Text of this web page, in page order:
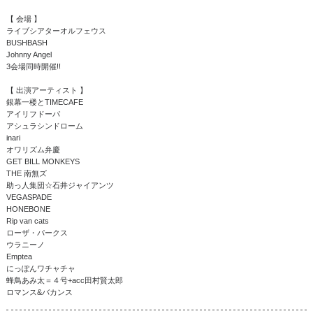
【 会場 】
ライブシアターオルフェウス
BUSHBASH
Johnny Angel
3会場同時開催!!
【 出演アーティスト 】
銀幕一楼とTIMECAFE
アイリフドーパ
アシュラシンドローム
inari
オワリズム弁慶
GET BILL MONKEYS
THE 南無ズ
助っ人集団☆石井ジャイアンツ
VEGASPADE
HONEBONE
Rip van cats
ローザ・パークス
ウラニーノ
Emptea
にっぽんワチャチャ
蜂鳥あみ太＝４号+acc田村賢太郎
ロマンス&バカンス